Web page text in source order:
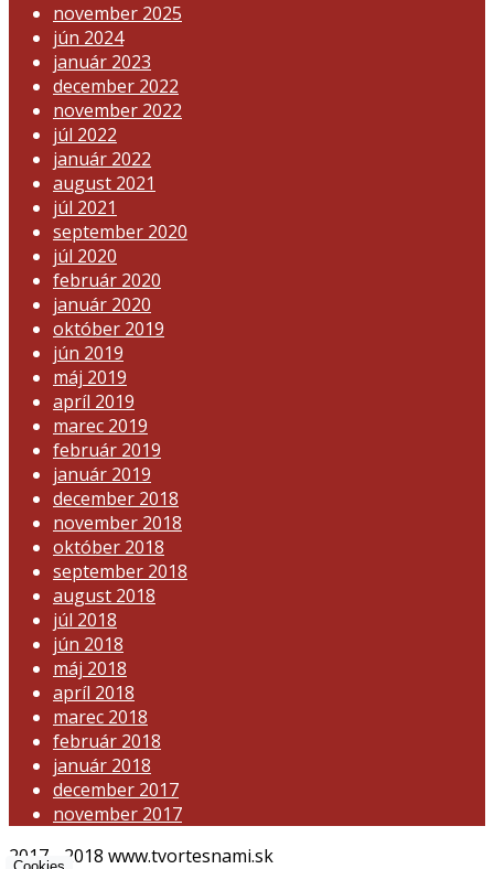
november 2025
jún 2024
január 2023
december 2022
november 2022
júl 2022
január 2022
august 2021
júl 2021
september 2020
júl 2020
február 2020
január 2020
október 2019
jún 2019
máj 2019
apríl 2019
marec 2019
február 2019
január 2019
december 2018
november 2018
október 2018
september 2018
august 2018
júl 2018
jún 2018
máj 2018
apríl 2018
marec 2018
február 2018
január 2018
december 2017
november 2017
2017 - 2018 www.tvortesnami.sk